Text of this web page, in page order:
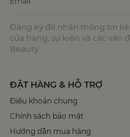
Đăng ký để nhận thông tin
cửa hàng, sự kiện và các vấn
Beauty.
ĐẶT HÀNG & HỖ TRỢ
Điều khoản chung
Chính sách bảo mật
Hướng dẫn mua hàng